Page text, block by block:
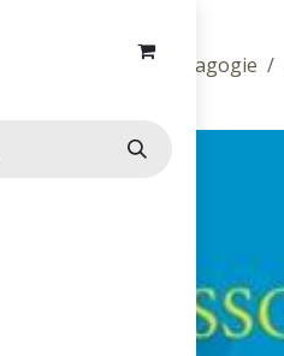
Parentalité & pédagogie